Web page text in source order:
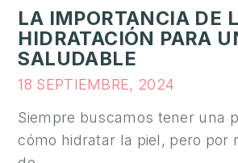
LA IMPORTANCIA DE
HIDRATACIÓN PARA
SALUDABLE
18 SEPTIEMBRE, 2024
Siempre buscamos tener una
cómo hidratar la piel, pero por